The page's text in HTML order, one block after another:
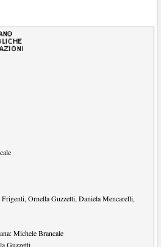
Frigenti,Ornella Guzzetti,Daniela Mencarelli,
Michele Brancale
Guzzetti